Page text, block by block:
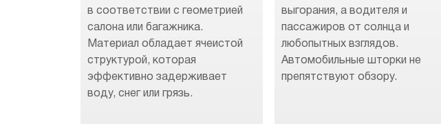
в соответствии с геометрией
салона или багажника.
Материал обладает ячеистой
структурой, которая
эффективно задерживает
воду, снег или грязь.
выгорания, а водителя и
пассажиров от солнца и
любопытных взглядов.
Автомобильные шторки не
препятствуют обзору.